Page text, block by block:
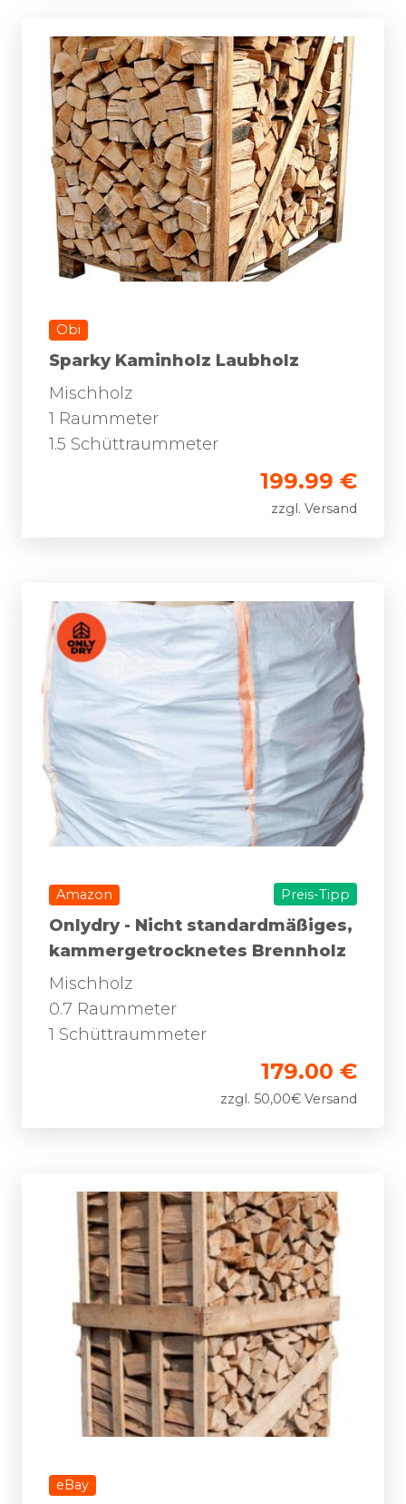
Obi
Sparky Kaminholz Laubholz
Mischholz
1 Raummeter
1.5 Schüttraummeter
199.99 €
zzgl. Versand
Amazon Preis-Tipp
Onlydry - Nicht standardmäßiges,
kammergetrocknetes Brennholz
Mischholz
0.7 Raummeter
1 Schüttraummeter
179.00 €
zzgl. 50,00€ Versand
eBay